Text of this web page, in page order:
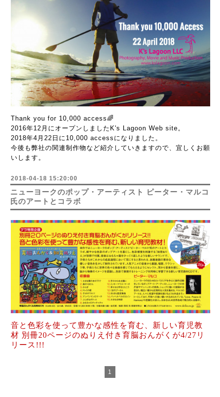
Thank you for 10,000 access🌈
2016年12月にオープンしましたK's Lagoon Web site。
2018年4月22日に10,000 accessになりました。
今後も弊社の関連制作物など紹介していきますので、宜しくお願
いします。
2018-04-18 15:20:00
ニューヨークのポップ・アーティスト ピーター・マルコ
氏のアートとコラボ
音と色彩を使って豊かな感性を育む、新しい育児教
材 別冊20ページのぬりえ付き育脳おんがくが4/27リ
リース!!!
1